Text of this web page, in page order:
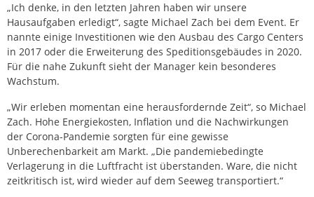
„Ich denke, in den letzten Jahren haben wir unsere
Hausaufgaben erledigt“, sagte Michael Zach bei dem Event. Er
nannte einige Investitionen wie den Ausbau des Cargo Centers
in 2017 oder die Erweiterung des Speditionsgebäudes in 2020.
Für die nahe Zukunft sieht der Manager kein besonderes
Wachstum.
„Wir erleben momentan eine herausfordernde Zeit“, so Michael
Zach. Hohe Energiekosten, Inflation und die Nachwirkungen
der Corona-Pandemie sorgten für eine gewisse
Unberechenbarkeit am Markt. „Die pandemiebedingte
Verlagerung in die Luftfracht ist überstanden. Ware, die nicht
zeitkritisch ist, wird wieder auf dem Seeweg transportiert.“